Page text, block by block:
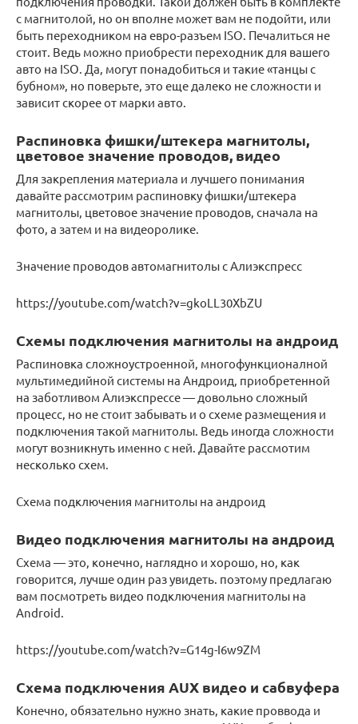
с магнитолой, но он вполне может вам не подойти, или
быть переходником на евро-разъем ISO. Печалиться не
стоит. Ведь можно приобрести переходник для вашего
авто на ISO. Да, могут понадобиться и такие «танцы с
бубном», но поверьте, это еще далеко не сложности и
зависит скорее от марки авто.
Распиновка фишки/штекера магнитолы,
цветовое значение проводов, видео
Для закрепления материала и лучшего понимания
давайте рассмотрим распиновку фишки/штекера
магнитолы, цветовое значение проводов, сначала на
фото, а затем и на видеоролике.
Значение проводов автомагнитолы с Алиэкспресс
https://youtube.com/watch?v=gkoLL30XbZU
Схемы подключения магнитолы на андроид
Распиновка сложноустроенной, многофункционалной
мультимедийной системы на Андроид, приобретенной
на заботливом Алиэкспрессе — довольно сложный
процесс, но не стоит забывать и о схеме размещения и
подключения такой магнитолы. Ведь иногда сложности
могут возникнуть именно с ней. Давайте рассмотим
несколько схем.
Схема подключения магнитолы на андроид
Видео подключения магнитолы на андроид
Схема — это, конечно, наглядно и хорошо, но, как
говорится, лучше один раз увидеть. поэтому предлагаю
вам посмотреть видео подключения магнитолы на
Android.
https://youtube.com/watch?v=G14g-I6w9ZM
Схема подключения AUX видео и cабвуфера
Конечно, обязательно нужно знать, какие проввода и